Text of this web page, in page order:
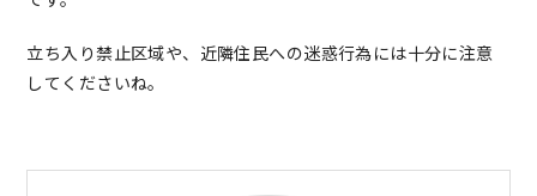
立ち入り禁止区域や、近隣住民への迷惑行為には十分に注意
してくださいね。